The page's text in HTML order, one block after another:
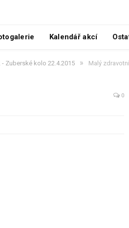
Kalendář akcí
Zuberské kolo 22.4.2015 » Malý
0